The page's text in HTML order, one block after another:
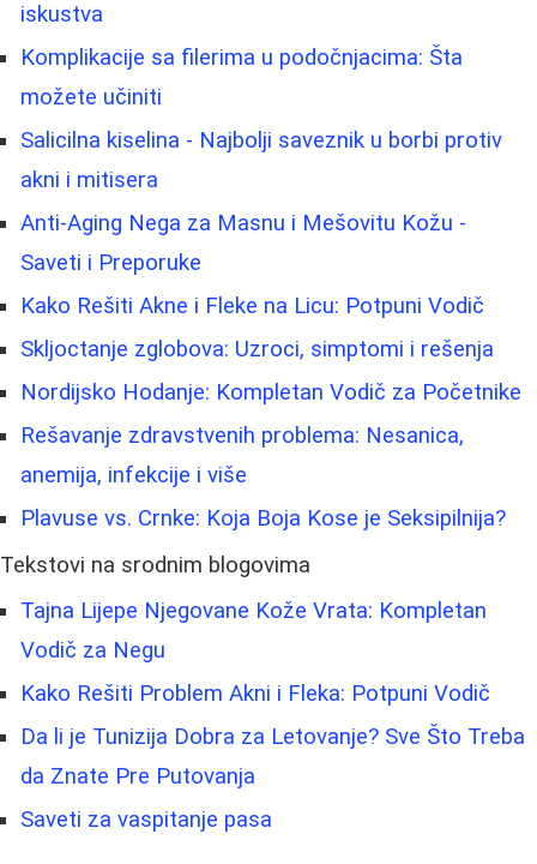
iskustva
Komplikacije sa filerima u podočnjacima: Šta
možete učiniti
Salicilna kiselina - Najbolji saveznik u borbi protiv
akni i mitisera
Anti-Aging Nega za Masnu i Mešovitu Kožu -
Saveti i Preporuke
Kako Rešiti Akne i Fleke na Licu: Potpuni Vodič
Skljoctanje zglobova: Uzroci, simptomi i rešenja
Nordijsko Hodanje: Kompletan Vodič za Početnike
Rešavanje zdravstvenih problema: Nesanica,
anemija, infekcije i više
Plavuse vs. Crnke: Koja Boja Kose je Seksipilnija?
Tekstovi na srodnim blogovima
Tajna Lijepe Njegovane Kože Vrata: Kompletan
Vodič za Negu
Kako Rešiti Problem Akni i Fleka: Potpuni Vodič
Da li je Tunizija Dobra za Letovanje? Sve Što Treba
da Znate Pre Putovanja
Saveti za vaspitanje pasa